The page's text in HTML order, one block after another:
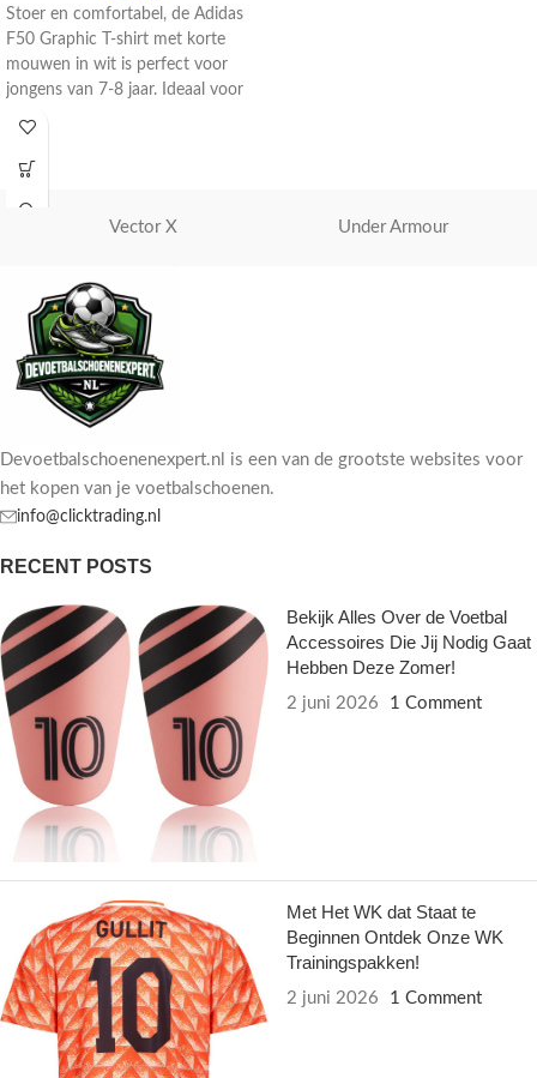
Stoer en comfortabel, de Adidas
F50 Graphic T-shirt met korte
mouwen in wit is perfect voor
jongens van 7-8 jaar. Ideaal voor
Vector X Under Armour
Devoetbalschoenenexpert.nl is een van de grootste websites voor
het kopen van je voetbalschoenen.
info@clicktrading.nl
RECENT POSTS
Bekijk Alles Over de Voetbal
Accessoires Die Jij Nodig Gaat
Hebben Deze Zomer!
2 juni 2026 1 Comment
Met Het WK dat Staat te
Beginnen Ontdek Onze WK
Trainingspakken!
2 juni 2026 1 Comment